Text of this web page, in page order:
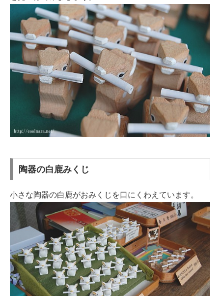
陶器の白鹿みくじ
小さな陶器の白鹿がおみくじを口にくわえています。